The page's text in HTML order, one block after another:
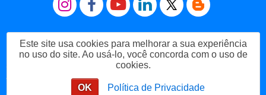
Me Chame no WhatsApp
Este site usa cookies para melhorar a sua experiência
no uso do site. Ao usá-lo, você concorda com o uso de
cookies.
OK Política de Privacidade